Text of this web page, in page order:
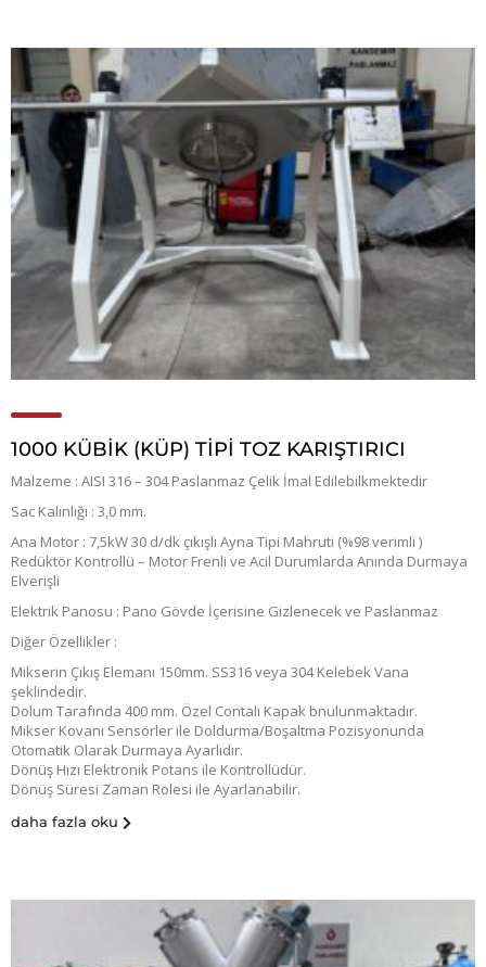
1000 KÜBİK (KÜP) TİPİ TOZ KARIŞTIRICI
Malzeme : AISI 316 – 304 Paslanmaz Çelik İmal Edilebilkmektedir
Sac Kalınlığı : 3,0 mm.
Ana Motor : 7,5kW 30 d/dk çıkışlı Ayna Tipi Mahruti (%98 verimli )
Redüktör Kontrollü – Motor Frenli ve Acil Durumlarda Anında Durmaya
Elverişli
Elektrik Panosu : Pano Gövde İçerisine Gizlenecek ve Paslanmaz
Diğer Özellikler :
Mikserin Çıkış Elemanı 150mm. SS316 veya 304 Kelebek Vana
şeklindedir.
Dolum Tarafında 400 mm. Özel Contalı Kapak bnulunmaktadır.
Mikser Kovanı Sensörler ile Doldurma/Boşaltma Pozisyonunda
Otomatik Olarak Durmaya Ayarlıdır.
Dönüş Hızı Elektronik Potans ile Kontrollüdür.
Dönüş Süresi Zaman Rolesi ile Ayarlanabilir.
daha fazla oku